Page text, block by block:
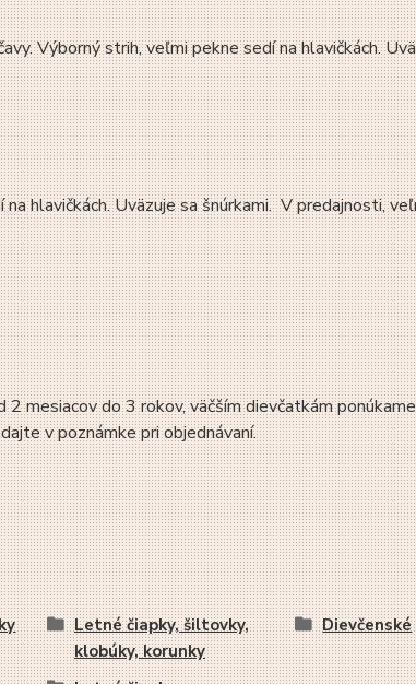
Výborný strih, veľmi pekne sedí na hlavičkách.
hlavičkách. Uväzuje sa šnúrkami. V predajnosti,
2 mesiacov do 3 rokov, väčším dievčatkám
v poznámke pri objednávaní.
Letné čiapky, šiltovky,
klobúky, korunky
Dievčenské